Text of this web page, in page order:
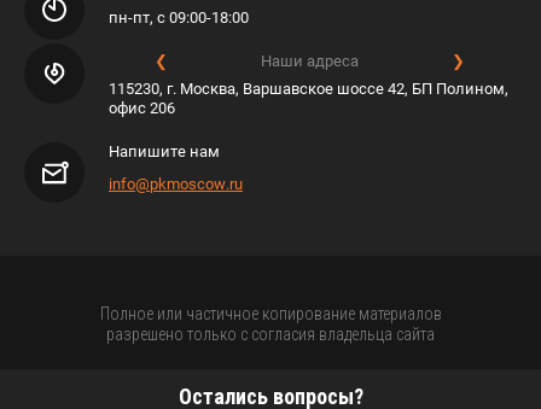
пн-пт, с 09:00-18:00
❮ Наши адреса
❯
115230, г. Москва, Варшавское шоссе 42, БП Полином,
офис 206
Напишите нам
info@pkmoscow.ru
Полное или частичное копирование материалов
разрешено только с согласия владельца сайта
Остались вопросы?